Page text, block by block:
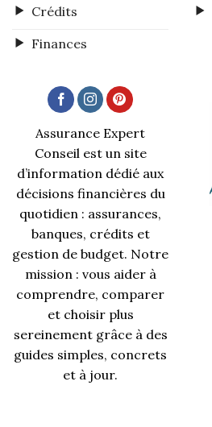
Crédits
Finances
Assurance Expert
Conseil est un site
d’information dédié aux
décisions financières du
quotidien : assurances,
banques, crédits et
gestion de budget. Notre
mission : vous aider à
comprendre, comparer
et choisir plus
sereinement grâce à des
guides simples, concrets
et à jour.